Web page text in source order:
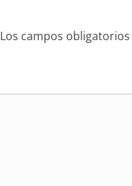
Los campos